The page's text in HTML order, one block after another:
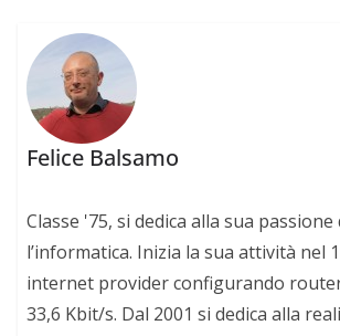
Felice Balsamo
Classe '75, si dedica alla sua
l’informatica. Inizia la sua attività nel
internet provider configurando router
33,6 Kbit/s. Dal 2001 si dedica alla